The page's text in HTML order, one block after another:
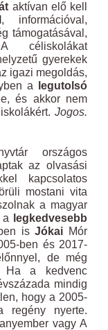
aktívan elő kell
, információval,
támogatásával,
céliskolákat
gyerekek
igazi megoldás,
a
legutolsó
és akkor nem
Jogos.
országos
az olvasási
kapcsolatos
mostani vita
a magyar
a
legkedvesebb
ben isJókai Mór
ben és 2017-
de még
Ha a kedvenc
mindig
hogy a 2005-
nyerte.
vagy A